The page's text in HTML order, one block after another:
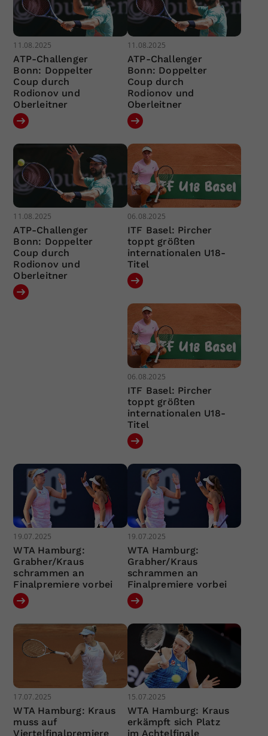
11.08.2025
ATP-Challenger
Bonn: Doppelter
Coup durch
Rodionov und
Oberleitner
11.08.2025
ATP-Challenger
Bonn: Doppelter
Coup durch
Rodionov und
Oberleitner
11.08.2025
ATP-Challenger
Bonn: Doppelter
Coup durch
Rodionov und
Oberleitner
06.08.2025
ITF Basel: Pircher
toppt größten
internationalen U18-
Titel
06.08.2025
ITF Basel: Pircher
toppt größten
internationalen U18-
Titel
19.07.2025
WTA Hamburg:
Grabher/Kraus
schrammen an
Finalpremiere vorbei
19.07.2025
WTA Hamburg:
Grabher/Kraus
schrammen an
Finalpremiere vorbei
17.07.2025
WTA Hamburg: Kraus
muss auf
Viertelfinalpremiere
15.07.2025
WTA Hamburg: Kraus
erkämpft sich Platz
im Achtelfinale